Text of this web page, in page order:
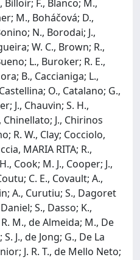
Billoir; F., Blanco; M.,
M., Boháčová; D.,
N., Borodai; J.,
W. C., Brown; R.,
L., Buroker; R. E.,
B., Caccianiga; L.,
O., Catalano; G.,
J., Chauvin; S. H.,
Chinellato; J., Chirinos
R. W., Clay; Cocciolo,
MARIA RITA; R.,
Cook; M. J., Cooper; J.,
C. E., Covault; A.,
A., Curutiu; S., Dagoret
S., Dasso; K.,
M., de Almeida; M., De
J., de Jong; G., De La
J. R. T., de Mello Neto;